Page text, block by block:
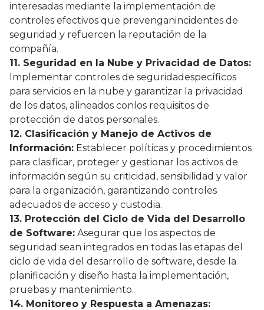
interesadas mediante la implementación de
controles efectivos que prevenganincidentes de
seguridad y refuercen la reputación de la
compañía.
11. Seguridad en la Nube y Privacidad de Datos:
Implementar controles de seguridadespecíficos
para servicios en la nube y garantizar la privacidad
de los datos, alineados conlos requisitos de
protección de datos personales.
12. Clasificación y Manejo de Activos de
Información: Establecer políticas y procedimientos
para clasificar, proteger y gestionar los activos de
información según su criticidad, sensibilidad y valor
para la organización, garantizando controles
adecuados de acceso y custodia.
13. Protección del Ciclo de Vida del Desarrollo
de Software: Asegurar que los aspectos de
seguridad sean integrados en todas las etapas del
ciclo de vida del desarrollo de software, desde la
planificación y diseño hasta la implementación,
pruebas y mantenimiento.
14. Monitoreo y Respuesta a Amenazas: